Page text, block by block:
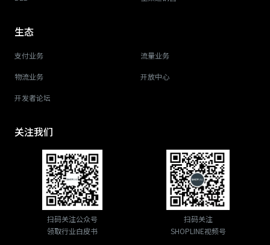
生态
支付业务 流量业务
物流业务 开放中心
开发者论坛
关注我们
扫码关注公众号
领取行业白皮书
扫码关注
SHOPLINE视频号